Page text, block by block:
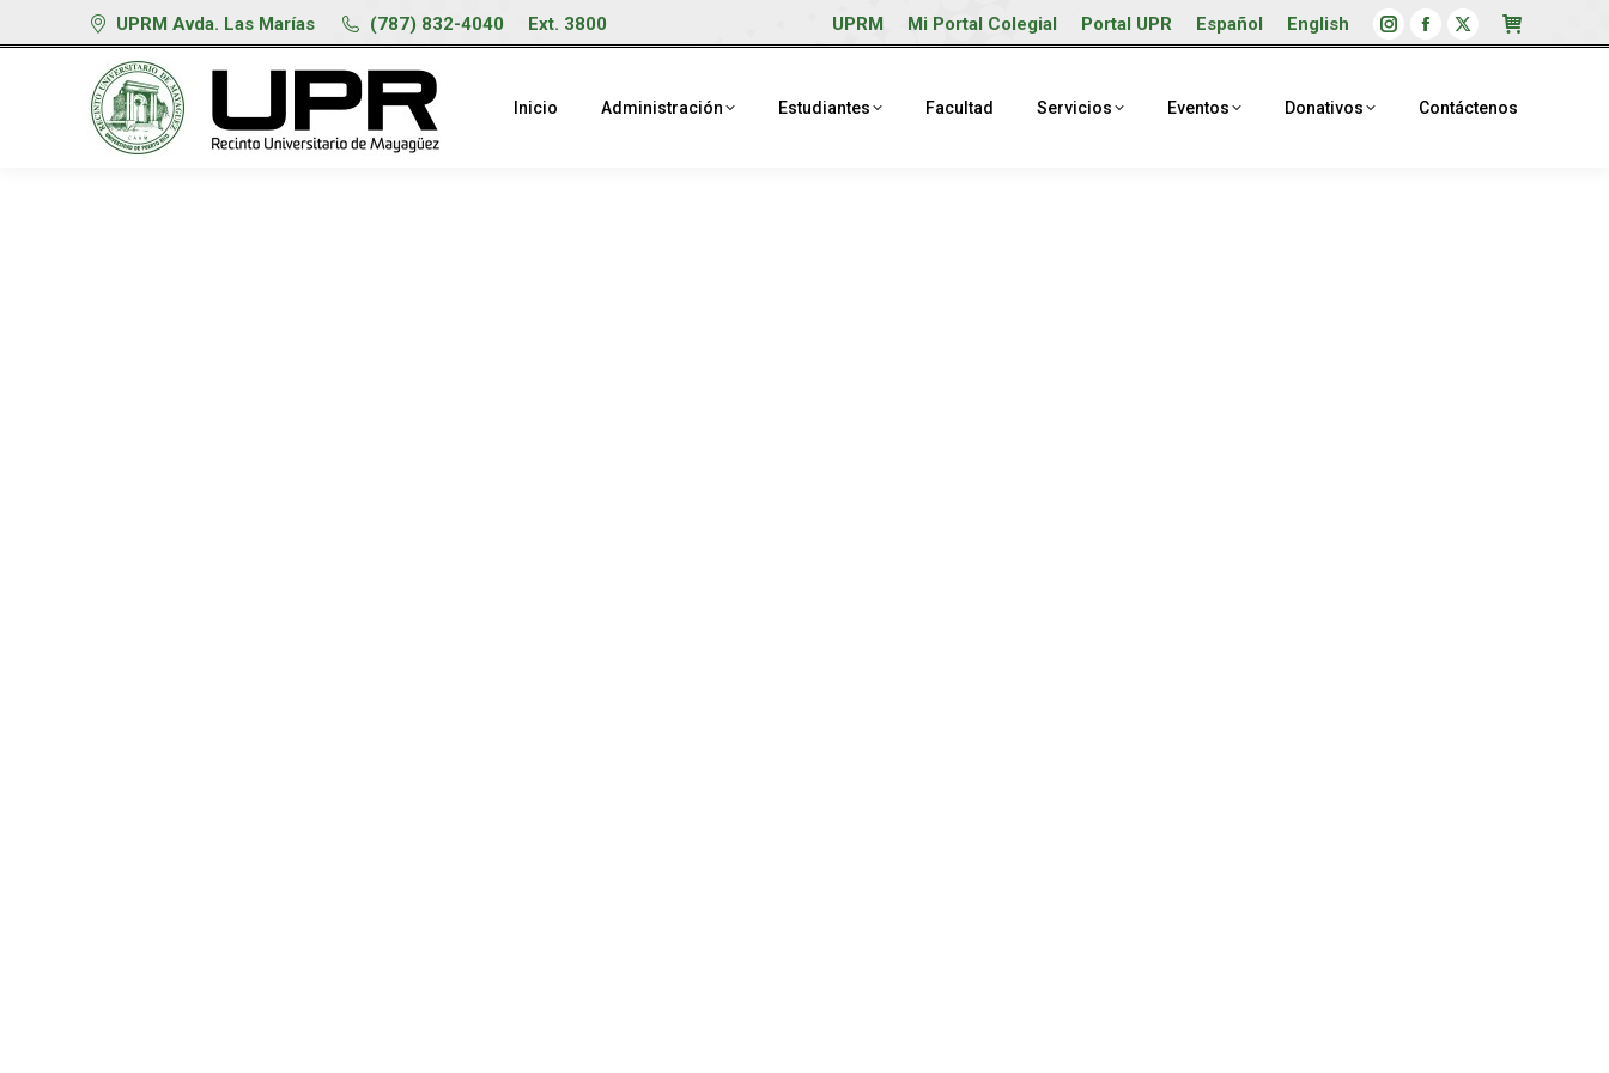
UPRM Avda. Las Marías (787) 832-4040 Ext. 3800 UPRM Mi Portal Colegial Portal UPR Español English
Instagram
opens
Facebook
opens
X
opens
Inicio Administración Estudiantes Facultad Servicios Eventos Donativos Contáctenos